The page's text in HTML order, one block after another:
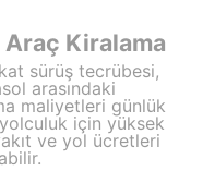
Araç Kiralama
sürüş tecrübesi,
arasındaki
maliyetleri günlük
için yüksek
ve yol ücretleri